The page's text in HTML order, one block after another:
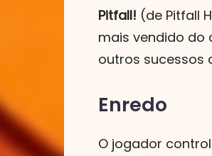
Pitfall! (de Pitfall
mais vendido do
outros sucessos
Enredo
O jogador